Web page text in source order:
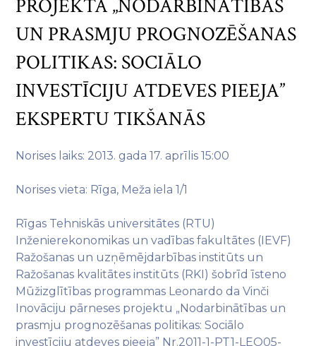
PROJEKTA „NODARBINĀTĪBAS
UN PRASMJU PROGNOZĒŠANAS
POLITIKAS: SOCIĀLO
INVESTĪCIJU ATDEVES PIEEJA”
EKSPERTU TIKŠANĀS
Norises laiks: 2013. gada 17. aprīlis 15:00
Norises vieta: Rīga, Meža iela 1/1
Rīgas Tehniskās universitātes (RTU)
Inženierekonomikas un vadības fakultātes (IEVF)
Ražošanas un uzņēmējdarbības institūts un
Ražošanas kvalitātes institūts (RKI) šobrīd īsteno
Mūžizglītības programmas Leonardo da Vinči
Inovāciju pārneses projektu „Nodarbinātības un
prasmju prognozēšanas politikas: Sociālo
investīciju atdeves pieeja” Nr.2011-1-PT1-LEO05-